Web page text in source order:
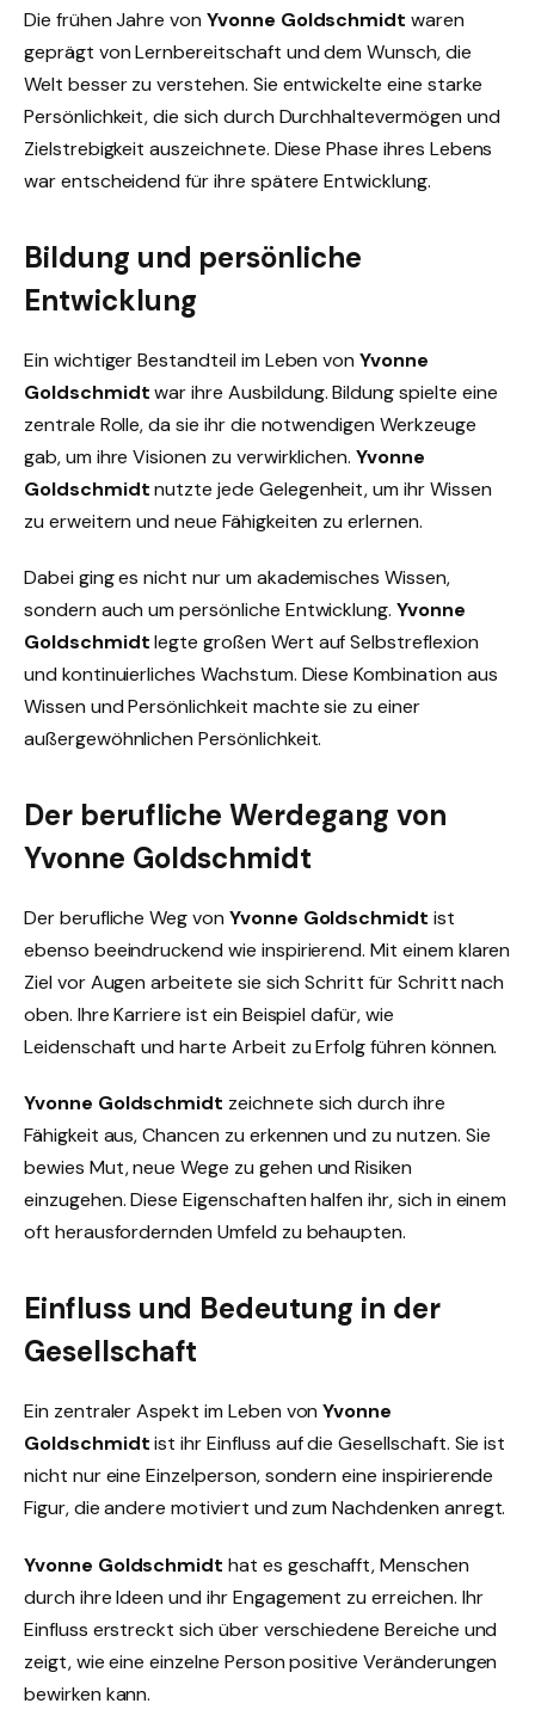
Die frühen Jahre von Yvonne Goldschmidt waren
geprägt von Lernbereitschaft und dem Wunsch, die
Welt besser zu verstehen. Sie entwickelte eine starke
Persönlichkeit, die sich durch Durchhaltevermögen und
Zielstrebigkeit auszeichnete. Diese Phase ihres Lebens
war entscheidend für ihre spätere Entwicklung.
Bildung und persönliche
Entwicklung
Ein wichtiger Bestandteil im Leben vonYvonne
Goldschmidtwar ihre Ausbildung. Bildung spielte eine
zentrale Rolle, da sie ihr die notwendigen Werkzeuge
gab, um ihre Visionen zu verwirklichen.Yvonne
Goldschmidtnutzte jede Gelegenheit, um ihr Wissen
zu erweitern und neue Fähigkeiten zu erlernen.
Dabei ging es nicht nur um akademisches Wissen,
sondern auch um persönliche Entwicklung.Yvonne
Goldschmidtlegte großen Wert auf Selbstreflexion
und kontinuierliches Wachstum. Diese Kombination aus
Wissen und Persönlichkeit machte sie zu einer
außergewöhnlichen Persönlichkeit.
Der berufliche Werdegang von
Yvonne Goldschmidt
Der berufliche Weg von Yvonne Goldschmidt ist
ebenso beeindruckend wie inspirierend. Mit einem klaren
Ziel vor Augen arbeitete sie sich Schritt für Schritt nach
oben. Ihre Karriere ist ein Beispiel dafür, wie
Leidenschaft und harte Arbeit zu Erfolg führen können.
Yvonne Goldschmidt zeichnete sich durch ihre
Fähigkeit aus, Chancen zu erkennen und zu nutzen. Sie
bewies Mut, neue Wege zu gehen und Risiken
einzugehen. Diese Eigenschaften halfen ihr, sich in einem
oft herausfordernden Umfeld zu behaupten.
Einfluss und Bedeutung in der
Gesellschaft
Ein zentraler Aspekt im Leben vonYvonne
Goldschmidtist ihr Einfluss auf die Gesellschaft. Sie ist
nicht nur eine Einzelperson, sondern eine inspirierende
Figur, die andere motiviert und zum Nachdenken anregt.
Yvonne Goldschmidt hat es geschafft, Menschen
durch ihre Ideen und ihr Engagement zu erreichen. Ihr
Einfluss erstreckt sich über verschiedene Bereiche und
zeigt, wie eine einzelne Person positive Veränderungen
bewirken kann.